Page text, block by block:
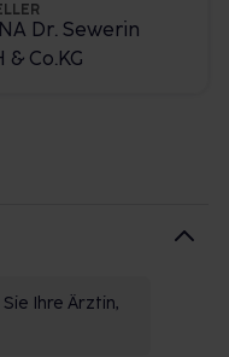
Dr. Sewerin
& Co.KG
Ihre Ärztin,